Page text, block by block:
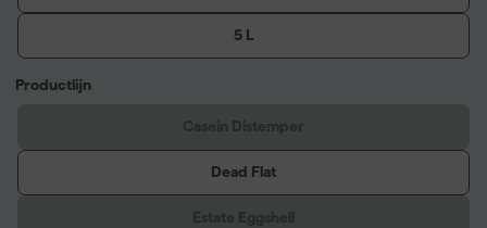
5 L
Productlijn
Dead Flat